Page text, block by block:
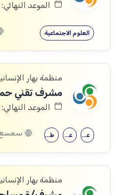
الموعد النهائي: 21/08/2026
العلوم الاجتماعية
منظمة بهار
مشرف تقني
الموعد النهائي: 21/08/2026
طب الأطفال علم اجتماع علم النفس
منظمة بهار